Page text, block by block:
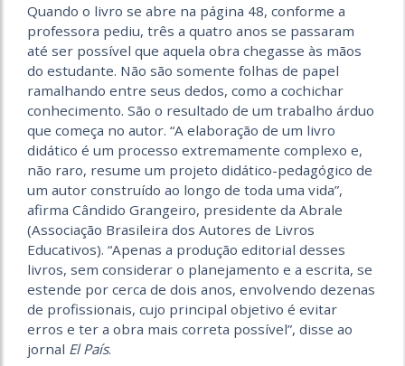
Quando o livro se abre na página 48, conforme a
professora pediu, três a quatro anos se passaram
até ser possível que aquela obra chegasse às mãos
do estudante. Não são somente folhas de papel
ramalhando entre seus dedos, como a cochichar
conhecimento. São o resultado de um trabalho árduo
que começa no autor. “A elaboração de um livro
didático é um processo extremamente complexo e,
não raro, resume um projeto didático-pedagógico de
um autor construído ao longo de toda uma vida”,
afirma Cândido Grangeiro, presidente da Abrale
(Associação Brasileira dos Autores de Livros
Educativos). “Apenas a produção editorial desses
livros, sem considerar o planejamento e a escrita, se
estende por cerca de dois anos, envolvendo dezenas
de profissionais, cujo principal objetivo é evitar
erros e ter a obra mais correta possível”, disse ao
jornal El País.